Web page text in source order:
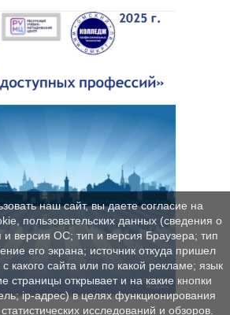
наш сайт, вы даете согласие на
пользовательских данных (сведения о
и версия ОС; тип и версия Браузера; тип
его экрана; источник откуда пришел
какого сайта или по какой рекламе; язык
страницы открывает и на какие кнопки
ip-адрес) в целях функционирования
исследований и обзоров.